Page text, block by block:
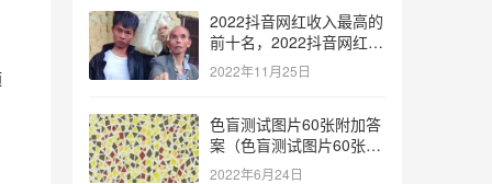
2022抖音网红收入最高的
前十名，2022抖音网红收
入最高的前十名有哪些？
2022年11月25日
色盲测试图片60张附加答
案（色盲测试图片60张复
杂）
2022年6月24日